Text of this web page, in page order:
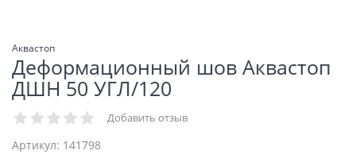
Аквастоп
Деформационный шов Аквастоп
ДШН 50 УГЛ/120
Добавить отзыв
Артикул: 141798